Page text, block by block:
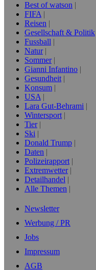
Best of watson
FIFA
Reisen
Gesellschaft & Politik
Fussball
Natur
Sommer
Gianni Infantino
Gesundheit
Konsum
USA
Lara Gut-Behrami
Wintersport
Tier
Ski
Donald Trump
Daten
Polizeirapport
Extremwetter
Detailhandel
Alle Themen
Newsletter
Werbung / PR
Jobs
Impressum
AGB